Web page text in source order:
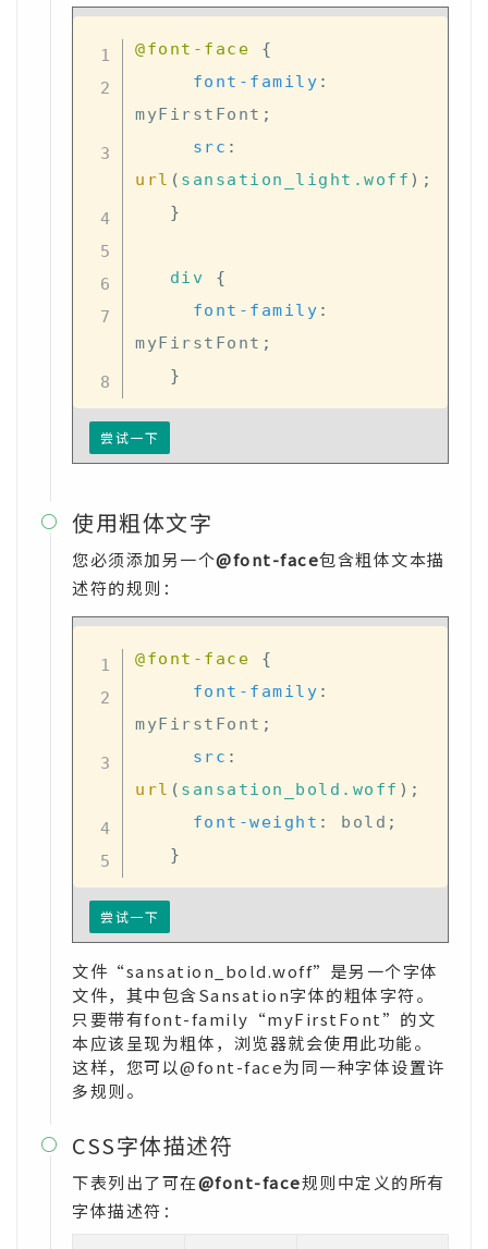
@font-face
{
font-family :
myFirstFont ;
src :
url ( sansation_light.woff ) ;
}
div
{
font-family :
myFirstFont ;
}
尝试一下
 使用粗体文字
您必须添加另一个@font-face包含粗体文本描
述符的规则：
@font-face
{
font-family :
myFirstFont ;
src :
url ( sansation_bold.woff ) ;
font-weight : bold ;
}
尝试一下
文件“sansation_bold.woff”是另一个字体
文件，其中包含Sansation字体的粗体字符。
只要带有font-family“myFirstFont”的文
本应该呈现为粗体，浏览器就会使用此功能。
这样，您可以@font-face为同一种字体设置许
多规则。
 CSS字体描述符
下表列出了可在@font-face规则中定义的所有
字体描述符：